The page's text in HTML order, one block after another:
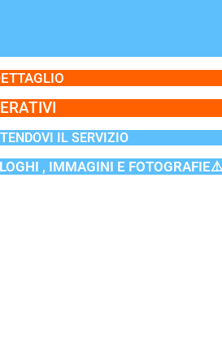
IL SERVIZIO
, IMMAGINI E